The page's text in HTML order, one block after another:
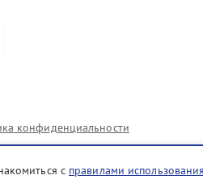
конфиденциальности
предоставляют услуги по ремонту. Услуги
с правилами